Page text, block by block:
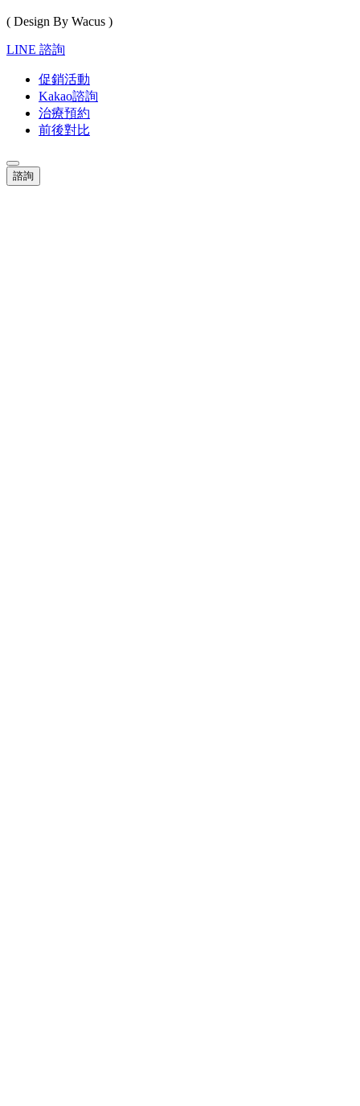
( Design By Wacus )
LINE 諮詢
促銷活動
Kakao諮詢
治療預約
前後對比
諮詢